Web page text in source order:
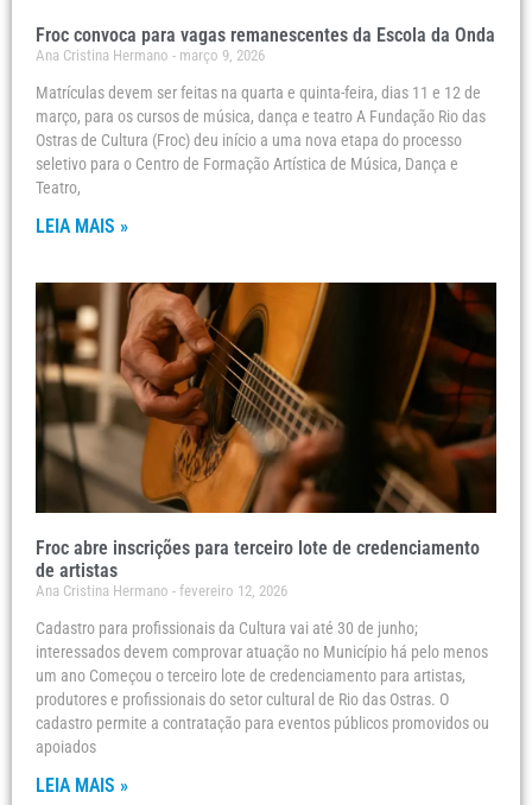
Froc convoca para vagas remanescentes da Escola da Onda
Ana Cristina Hermano março 9, 2026
Matrículas devem ser feitas na quarta e quinta-feira, dias 11 e 12 de
março, para os cursos de música, dança e teatro A Fundação Rio das
Ostras de Cultura (Froc) deu início a uma nova etapa do processo
seletivo para o Centro de Formação Artística de Música, Dança e
Teatro,
LEIA MAIS »
Froc abre inscrições para terceiro lote de credenciamento
de artistas
Ana Cristina Hermano fevereiro 12, 2026
Cadastro para profissionais da Cultura vai até 30 de junho;
interessados devem comprovar atuação no Município há pelo menos
um ano Começou o terceiro lote de credenciamento para artistas,
produtores e profissionais do setor cultural de Rio das Ostras. O
cadastro permite a contratação para eventos públicos promovidos ou
apoiados
LEIA MAIS »